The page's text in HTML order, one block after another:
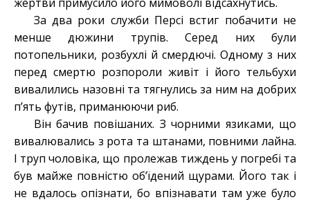
жертви примусило його мимоволі відсахнутись.
За два роки служби Персі встиг побачити не
менше дюжини трупів. Серед них були
потопельники, розбухлі й смердючі. Одному з них
перед смертю розпороли живіт і його тельбухи
вивалились назовні та тягнулись за ним на добрих
п’ять футів, приманюючи риб.
Він бачив повішаних. З чорними язиками, що
вивалювались з рота та штанами, повними лайна.
І труп чоловіка, що пролежав тиждень у погребі та
був майже повністю об’їдений щурами. Його так і
не вдалось опізнати, бо впізнавати там уже було